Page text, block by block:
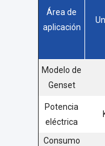
Área de
aplicación
Modelo de
Genset
Potencia
eléctrica
Consumo